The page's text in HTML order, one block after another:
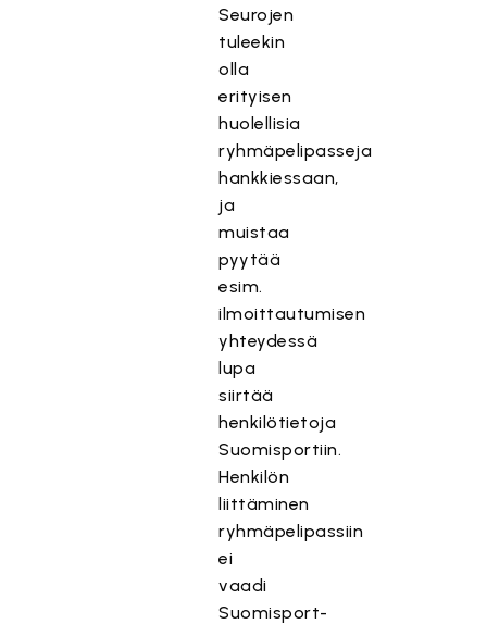
Seurojen
tuleekin
olla
erityisen
huolellisia
ryhmäpelipasseja
hankkiessaan,
ja
muistaa
pyytää
esim.
ilmoittautumisen
yhteydessä
lupa
siirtää
henkilötietoja
Suomisportiin.
Henkilön
liittäminen
ryhmäpelipassiin
ei
vaadi
Suomisport-